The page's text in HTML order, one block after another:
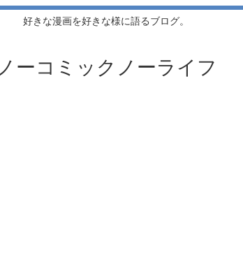
好きな漫画を好きな様に語るブログ。
ノーコミックノーライフ